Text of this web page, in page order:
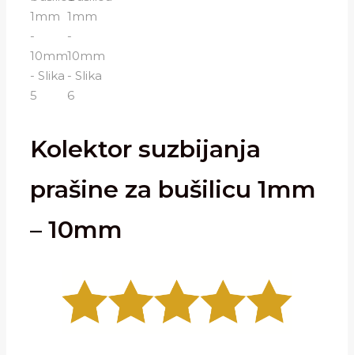
Kolektor suzbijanja
prašine za bušilicu 1mm
– 10mm